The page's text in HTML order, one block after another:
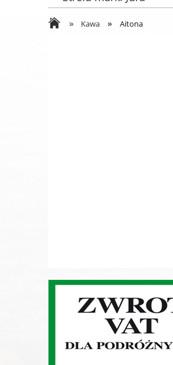
Serwis
Promocje
» Kawa » Aitona